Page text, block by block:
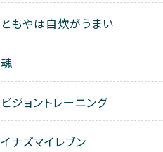
ともやは自炊がうまい
魂
ビジョントレーニング
イナズマイレブン